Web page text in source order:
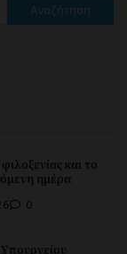
Αναζήτηση
και το
ημέρα
0